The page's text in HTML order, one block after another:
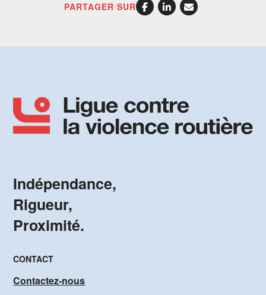
PARTAGER SUR
Indépendance,
Rigueur,
Proximité.
CONTACT
Contactez-nous